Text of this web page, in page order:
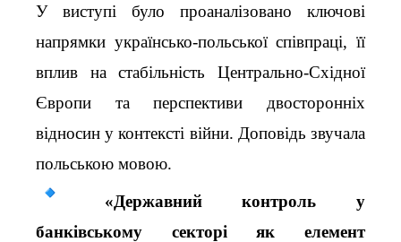
У виступі було проаналізовано ключові
напрямки українсько-польської співпраці, її
вплив на стабільність Центрально-Східної
Європи та перспективи двосторонніх
відносин у контексті війни. Доповідь звучала
польською мовою.
«Державний контроль у
банківському секторі як елемент